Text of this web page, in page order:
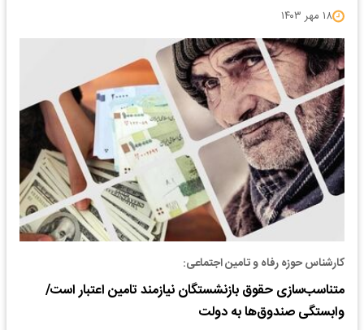
۱۸ مهر ۱۴۰۳
کارشناس حوزه رفاه و تامین اجتماعی:
متناسب‌سازی حقوق بازنشستگان نیازمند تامین اعتبار است/
وابستگی صندوق‌ها به دولت